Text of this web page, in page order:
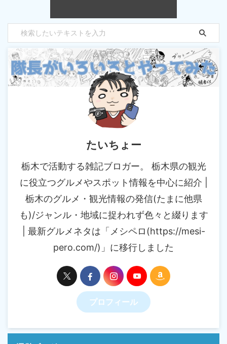
たいちょー
栃木で活動する雑記ブロガー。 栃木県の観光
に役立つグルメやスポット情報を中心に紹介 |
栃木のグルメ・観光情報の発信(たまに他県
も)/ジャンル・地域に捉われず色々と綴ります
| 最新グルメネタは「メシペロ(https://mesi-
pero.com/)」に移行しました
プロフィール